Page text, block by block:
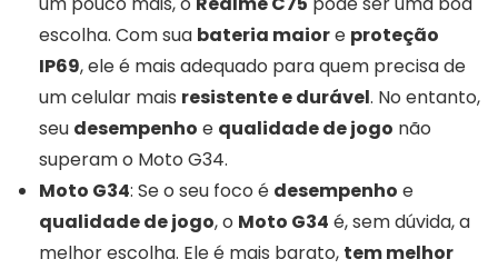
escolha. Com sua bateria maiore proteção
IP69, ele é mais adequado para quem precisa de
um celular mais resistente e durável. No entanto,
seu desempenho e qualidade de jogo não
superam o Moto G34.
Moto G34: Se o seu foco é desempenho e
qualidade de jogo, o Moto G34 é, sem dúvida, a
melhor escolha. Ele é mais barato, tem melhor